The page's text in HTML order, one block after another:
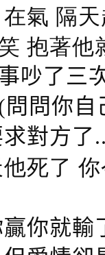
氣 隔
抱著他
吵了三
問你
對方
死了
你就輸